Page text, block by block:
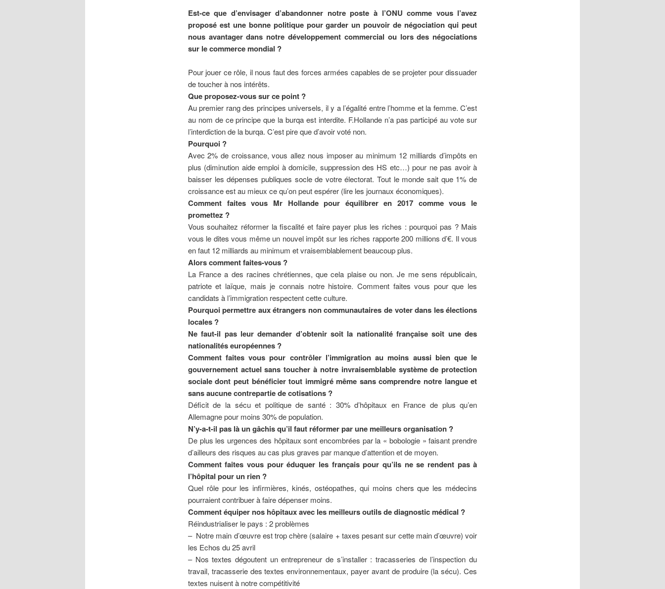
Est-ce que d’envisager d’abandonner notre poste à l’ONU comme vous l’avez
proposé est une bonne politique pour garder un pouvoir de négociation qui peut
nous avantager dans notre développement commercial ou lors des négociations
sur le commerce mondial ?
Pour jouer ce rôle, il nous faut des forces armées capables de se projeter pour dissuader
de toucher à nos intérêts.
Que proposez-vous sur ce point ?
Au premier rang des principes universels, il y a l’égalité entre l’homme et la femme. C’est
au nom de ce principe que la burqa est interdite. F.Hollande n’a pas participé au vote sur
l’interdiction de la burqa. C’est pire que d’avoir voté non.
Pourquoi ?
Avec 2% de croissance, vous allez nous imposer au minimum 12 milliards d’impôts en
plus (diminution aide emploi à domicile, suppression des HS etc…) pour ne pas avoir à
baisser les dépenses publiques socle de votre électorat. Tout le monde sait que 1% de
croissance est au mieux ce qu’on peut espérer (lire les journaux économiques).
Comment faites vous Mr Hollande pour équilibrer en 2017 comme vous le
promettez ?
Vous souhaitez réformer la fiscalité et faire payer plus les riches : pourquoi pas ? Mais
vous le dites vous même un nouvel impôt sur les riches rapporte 200 millions d’€. Il vous
en faut 12 milliards au minimum et vraisemblablement beaucoup plus.
Alors comment faites-vous ?
La France a des racines chrétiennes, que cela plaise ou non. Je me sens républicain,
patriote et laïque, mais je connais notre histoire. Comment faites vous pour que les
candidats à l’immigration respectent cette culture.
Pourquoi permettre aux étrangers non communautaires de voter dans les élections
locales ?
Ne faut-il pas leur demander d’obtenir soit la nationalité française soit une des
nationalités européennes ?
Comment faites vous pour contrôler l’immigration au moins aussi bien que le
gouvernement actuel sans toucher à notre invraisemblable système de protection
sociale dont peut bénéficier tout immigré même sans comprendre notre langue et
sans aucune contrepartie de cotisations ?
Déficit de la sécu et politique de santé : 30% d’hôpitaux en France de plus qu’en
Allemagne pour moins 30% de population.
N’y-a-t-il pas là un gâchis qu’il faut réformer par une meilleurs organisation ?
De plus les urgences des hôpitaux sont encombrées par la « bobologie » faisant prendre
d’ailleurs des risques au cas plus graves par manque d’attention et de moyen.
Comment faites vous pour éduquer les français pour qu’ils ne se rendent pas à
l’hôpital pour un rien ?
Quel rôle pour les infirmières, kinés, ostéopathes, qui moins chers que les médecins
pourraient contribuer à faire dépenser moins.
Comment équiper nos hôpitaux avec les meilleurs outils de diagnostic médical ?
Réindustrialiser le pays : 2 problèmes
– Notre main d’œuvre est trop chère (salaire + taxes pesant sur cette main d’œuvre) voir
les Echos du 25 avril
– Nos textes dégoutent un entrepreneur de s’installer : tracasseries de l’inspection du
travail, tracasserie des textes environnementaux, payer avant de produire (la sécu). Ces
textes nuisent à notre compétitivité